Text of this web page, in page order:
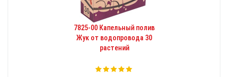
7825-00 Капельный полив
Жук от водопровода 30
растений